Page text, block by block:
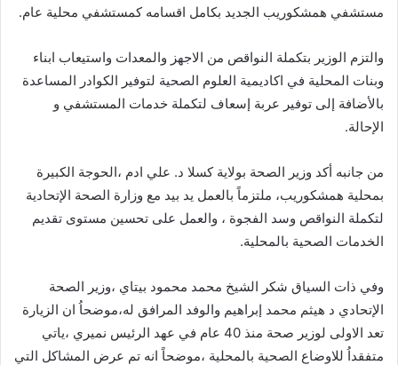
مستشفي همشكوريب الجديد بكامل اقسامه كمستشفي محلية عام.
والتزم الوزير بتكملة النواقص من الاجهز والمعدات واستيعاب ابناء
وبنات المحلية في اكاديمية العلوم الصحية لتوفير الكوادر المساعدة
بالأضافة إلى توفير عربة إسعاف لتكملة خدمات المستشفي و
الإحالة.
من جانبه أكد وزير الصحة بولاية كسلا د. علي ادم ،الحوجة الكبيرة
بمحلية همشكوريب، ملتزماً بالعمل يد بيد مع وزارة الصحة الإتحادية
لتكملة النواقص وسد الفجوة ، والعمل على تحسين مستوى تقديم
الخدمات الصحية بالمحلية.
وفي ذات السياق شكر الشيخ محمد محمود بيتاي ،وزير الصحة
الإتحادي د هيثم محمد إبراهيم والوفد المرافق له،موضحاُ ان الزيارة
تعد الاولى لوزير صحة منذ 40 عام في عهد الرئيس نميري ،ياتي
متفقداُ للاوضاع الصحية بالمحلية ،موضحاً انه تم عرض المشاكل التي